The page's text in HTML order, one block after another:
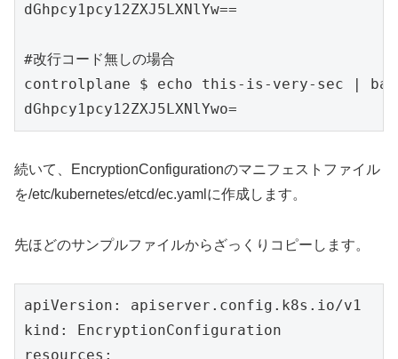
dGhpcy1pcy12ZXJ5LXNlYw==
#改行コード無しの場合
controlplane $ echo this-is-very-sec |
dGhpcy1pcy12ZXJ5LXNlYwo=
続いて、EncryptionConfigurationのマニフェストファイル
を/etc/kubernetes/etcd/ec.yamlに作成します。
先ほどのサンプルファイルからざっくりコピーします。
apiVersion: apiserver.config.k8s.io/v1
kind: EncryptionConfiguration
resources: